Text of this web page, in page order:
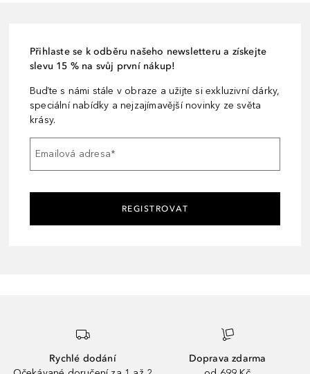
Přihlaste se k odběru našeho newsletteru a získejte
slevu 15 % na svůj první nákup!
Buďte s námi stále v obraze a užijte si exkluzivní dárky,
speciální nabídky a nejzajímavější novinky ze světa
krásy.
Emailová adresa*
REGISTROVAT
Rychlé dodání
Doprava zdarma